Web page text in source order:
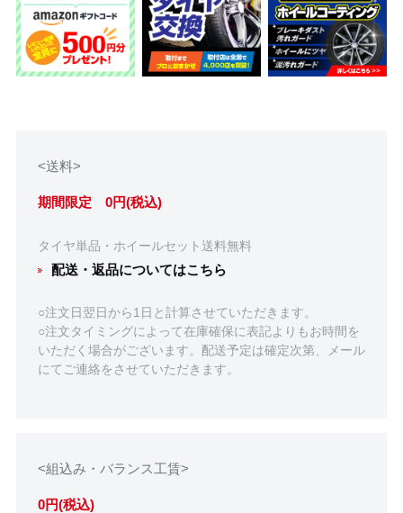
<送料>
期間限定 0円(税込)
タイヤ単品・ホイールセット送料無料
配送・返品についてはこちら
○注文日翌日から1日と計算させていただきます。
○注文タイミングによって在庫確保に表記よりもお時間を
いただく場合がございます。配送予定は確定次第、メール
にてご連絡をさせていただきます。
<組込み・バランス工賃>
0円(税込)